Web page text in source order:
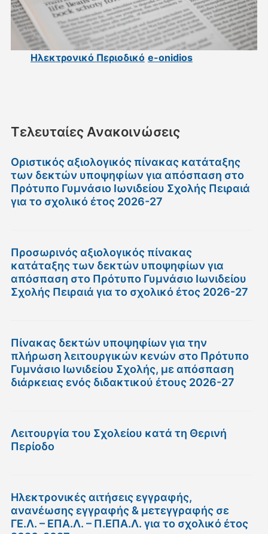
Ηλεκτρονικό Περιοδικό e-onidios
Τελευταίες Ανακοινώσεις
Οριστικός αξιολογικός πίνακας κατάταξης
των δεκτών υποψηφίων για απόσπαση στο
Πρότυπο Γυμνάσιο Ιωνιδείου Σχολής Πειραιά
για το σχολικό έτος 2026-27
Προσωρινός αξιολογικός πίνακας
κατάταξης των δεκτών υποψηφίων για
απόσπαση στο Πρότυπο Γυμνάσιο Ιωνιδείου
Σχολής Πειραιά για το σχολικό έτος 2026-27
Πίνακας δεκτών υποψηφίων για την
πλήρωση λειτουργικών κενών στο Πρότυπο
Γυμνάσιο Ιωνιδείου Σχολής, με απόσπαση
διάρκειας ενός διδακτικού έτους 2026-27
Λειτουργία του Σχολείου κατά τη Θερινή
Περίοδο
Ηλεκτρονικές αιτήσεις εγγραφής,
ανανέωσης εγγραφής & μετεγγραφής σε
ΓΕ.Λ. – ΕΠΑ.Λ. – Π.ΕΠΑ.Λ. για το σχολικό έτος